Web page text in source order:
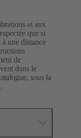
et aux
que si
à une distance
de
dans le
sous la